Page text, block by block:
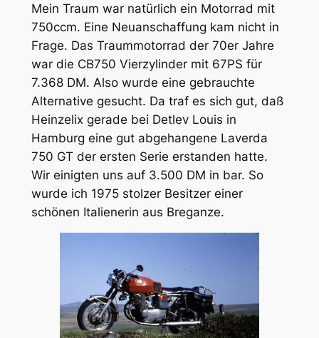
Mein Traum war natürlich ein Motorrad mit
750ccm. Eine Neuanschaffung kam nicht in
Frage. Das Traummotorrad der 70er Jahre
war die CB750 Vierzylinder mit 67PS für
7.368 DM. Also wurde eine gebrauchte
Alternative gesucht. Da traf es sich gut, daß
Heinzelix gerade bei Detlev Louis in
Hamburg eine gut abgehangene Laverda
750 GT der ersten Serie erstanden hatte.
Wir einigten uns auf 3.500 DM in bar. So
wurde ich 1975 stolzer Besitzer einer
schönen Italienerin aus Breganze.